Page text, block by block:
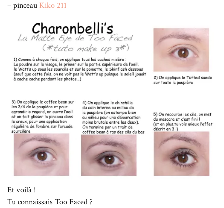
– pinceau Kiko 211
Et voilà !
Tu connaissais Too Faced ?